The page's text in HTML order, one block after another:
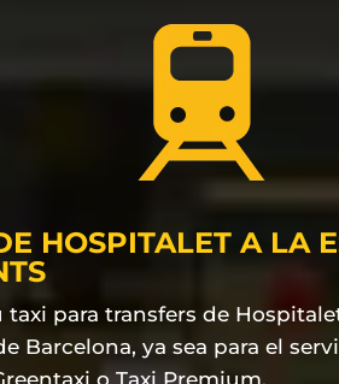
HOSPITALET A LA
taxi para transfers de
Barcelona, ya sea para el